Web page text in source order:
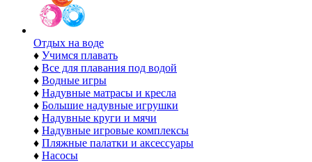
Отдых на воде
♦ Учимся плавать
♦ Все для плавания под водой
♦ Водные игры
♦ Надувные матрасы и кресла
♦ Большие надувные игрушки
♦ Надувные круги и мячи
♦ Надувные игровые комплексы
♦ Пляжные палатки и аксессуары
♦ Насосы